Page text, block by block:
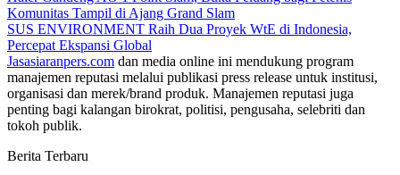
Komunitas Tampil di Ajang Grand Slam
SUS ENVIRONMENT Raih Dua Proyek WtE di Indonesia,
Percepat Ekspansi Global
Jasasiaranpers.com dan media online ini mendukung program
manajemen reputasi melalui publikasi press release untuk institusi,
organisasi dan merek/brand produk. Manajemen reputasi juga
penting bagi kalangan birokrat, politisi, pengusaha, selebriti dan
tokoh publik.
Berita Terbaru